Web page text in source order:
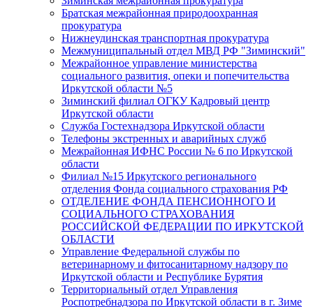
Братская межрайонная природоохранная
прокуратура
Нижнеудинская транспортная прокуратура
Межмуниципальный отдел МВД РФ "Зиминский"
Межрайонное управление министерства
социального развития, опеки и попечительства
Иркутской области №5
Зиминский филиал ОГКУ Кадровый центр
Иркутской области
Служба Гостехнадзора Иркутской области
Телефоны экстренных и аварийных служб
Межрайонная ИФНС России № 6 по Иркутской
области
Филиал №15 Иркутского регионального
отделения Фонда социального страхования РФ
ОТДЕЛЕНИЕ ФОНДА ПЕНСИОННОГО И
СОЦИАЛЬНОГО СТРАХОВАНИЯ
РОССИЙСКОЙ ФЕДЕРАЦИИ ПО ИРКУТСКОЙ
ОБЛАСТИ
Управление Федеральной службы по
ветеринарному и фитосанитарному надзору по
Иркутской области и Республике Бурятия
Территориальный отдел Управления
Роспотребнадзора по Иркутской области в г. Зиме